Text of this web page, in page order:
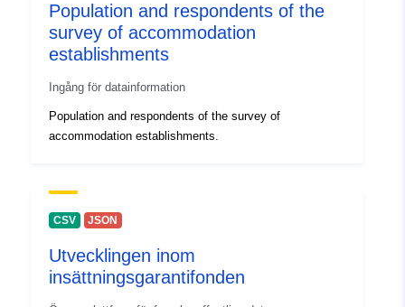
Population and respondents of the
survey of accommodation
establishments
Ingång för datainformation
Population and respondents of the survey of
accommodation establishments.
CSV JSON
Utvecklingen inom
insättningsgarantifonden